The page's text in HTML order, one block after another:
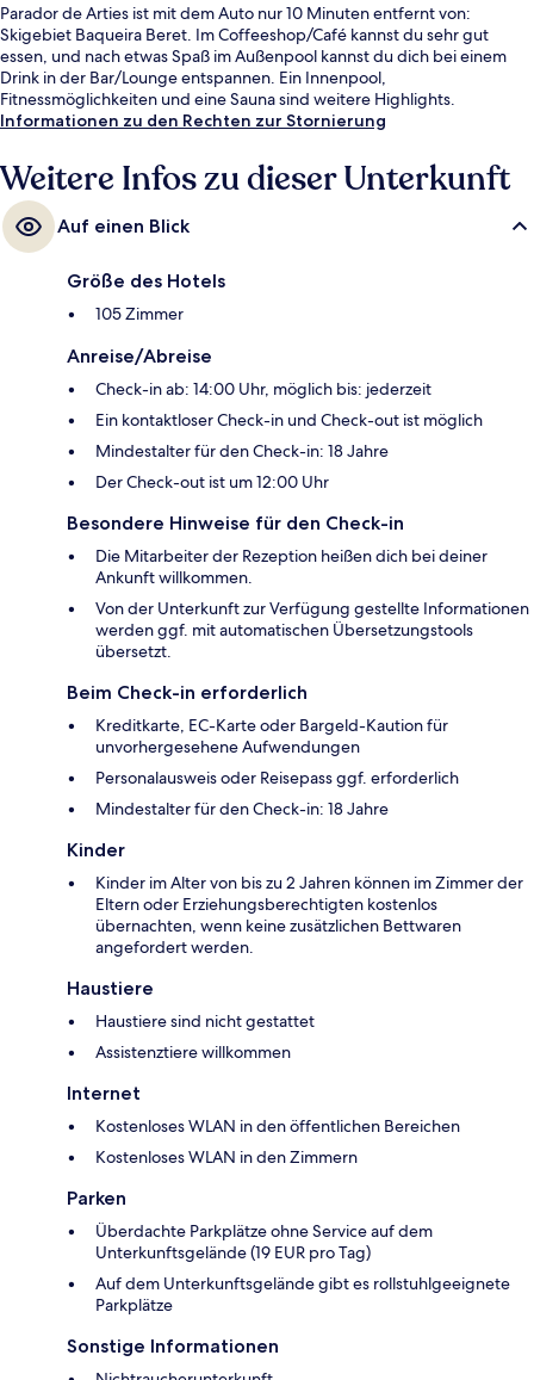
Parador de Arties ist mit dem Auto nur 10 Minuten entfernt von:
Skigebiet Baqueira Beret. Im Coffeeshop/Café kannst du sehr gut
essen, und nach etwas Spaß im Außenpool kannst du dich bei einem
Drink in der Bar/Lounge entspannen. Ein Innenpool,
Fitnessmöglichkeiten und eine Sauna sind weitere Highlights.
Informationen zu den Rechten zur Stornierung
Weitere Infos zu dieser Unterkunft
Auf einen Blick
Größe des Hotels
105 Zimmer
Anreise/Abreise
Check-in ab: 14:00 Uhr, möglich bis: jederzeit
Ein kontaktloser Check-in und Check-out ist möglich
Mindestalter für den Check-in: 18 Jahre
Der Check-out ist um 12:00 Uhr
Besondere Hinweise für den Check-in
Die Mitarbeiter der Rezeption heißen dich bei deiner
Ankunft willkommen.
Von der Unterkunft zur Verfügung gestellte Informationen
werden ggf. mit automatischen Übersetzungstools
übersetzt.
Beim Check-in erforderlich
Kreditkarte, EC-Karte oder Bargeld-Kaution für
unvorhergesehene Aufwendungen
Personalausweis oder Reisepass ggf. erforderlich
Mindestalter für den Check-in: 18 Jahre
Kinder
Kinder im Alter von bis zu 2 Jahren können im Zimmer der
Eltern oder Erziehungsberechtigten kostenlos
übernachten, wenn keine zusätzlichen Bettwaren
angefordert werden.
Haustiere
Haustiere sind nicht gestattet
Assistenztiere willkommen
Internet
Kostenloses WLAN in den öffentlichen Bereichen
Kostenloses WLAN in den Zimmern
Parken
Überdachte Parkplätze ohne Service auf dem
Unterkunftsgelände (19 EUR pro Tag)
Auf dem Unterkunftsgelände gibt es rollstuhlgeeignete
Parkplätze
Sonstige Informationen